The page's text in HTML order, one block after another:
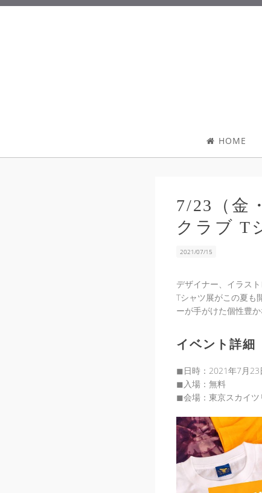
HOME
7/23（金
クラブ T
2021/07/15
デザイナー、イラス
Tシャツ展がこの夏も
ーが手がけた個性豊
イベント詳細
◼︎日時：2021年7月23
◼︎入場：無料
◼︎会場：東京スカイ